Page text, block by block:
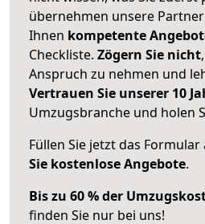
übernehmen unsere
Ihnen kompetente
Checkliste. Zögern Sie nicht
Anspruch zu nehmen und
Vertrauen Sie unserer 10
Umzugsbranche und holen
Füllen Sie jetzt das Formular
Sie kostenlose Angebote.
Bis zu 60 % der
finden Sie nur bei uns!